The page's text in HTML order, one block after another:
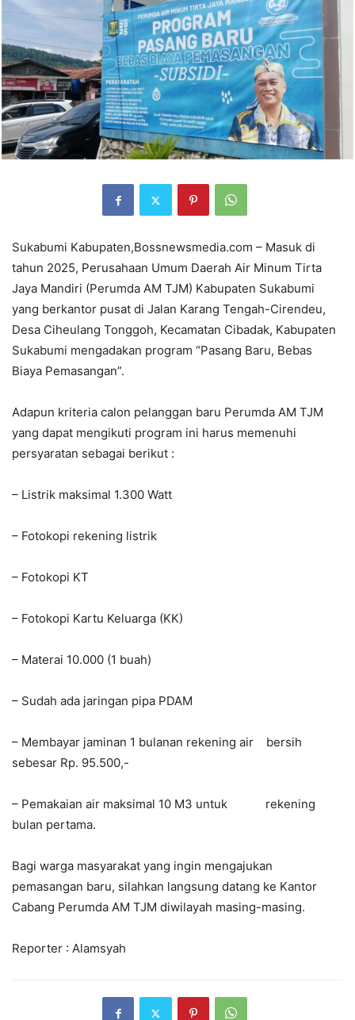
Sukabumi Kabupaten,Bossnewsmedia.com – Masuk di
tahun 2025, Perusahaan Umum Daerah Air Minum Tirta
Jaya Mandiri (Perumda AM TJM) Kabupaten Sukabumi
yang berkantor pusat di Jalan Karang Tengah-Cirendeu,
Desa Ciheulang Tonggoh, Kecamatan Cibadak, Kabupaten
Sukabumi mengadakan program “Pasang Baru, Bebas
Biaya Pemasangan”.
Adapun kriteria calon pelanggan baru Perumda AM TJM
yang dapat mengikuti program ini harus memenuhi
persyaratan sebagai berikut :
– Listrik maksimal 1.300 Watt
– Fotokopi rekening listrik
– Fotokopi KT
– Fotokopi Kartu Keluarga (KK)
– Materai 10.000 (1 buah)
– Sudah ada jaringan pipa PDAM
– Membayar jaminan 1 bulanan rekening air bersih
sebesar Rp. 95.500,-
– Pemakaian air maksimal 10 M3 untuk rekening
bulan pertama.
Bagi warga masyarakat yang ingin mengajukan
pemasangan baru, silahkan langsung datang ke Kantor
Cabang Perumda AM TJM diwilayah masing-masing.
Reporter : Alamsyah